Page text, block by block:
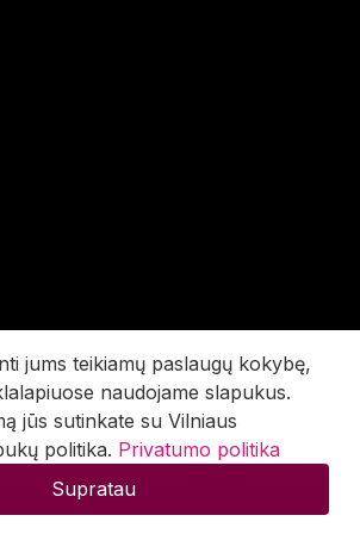
jums teikiamų paslaugų kokybę,
naudojame slapukus.
jūs sutinkate su Vilniaus
politika. Privatumo politika
Supratau